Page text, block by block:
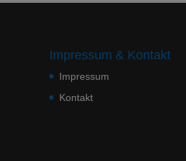
Impressum & Kontakt
Impressum
Kontakt